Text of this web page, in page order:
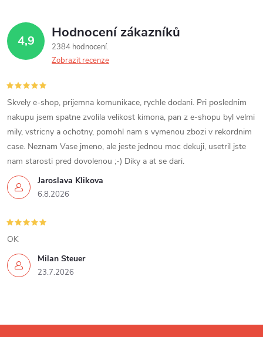
4,9 Hodnocení zákazníků
2384 hodnocení
Zobrazit recenze
Jaroslava Klikova
6.8.2026
Skvely e-shop, prijemna komunikace, rychle dodani. Pri poslednim
nakupu jsem spatne zvolila velikost kimona, pan z e-shopu byl velmi
mily, vstricny a ochotny, pomohl nam s vymenou zbozi v rekordnim
case. Neznam Vase jmeno, ale jeste jednou moc dekuji, usetril jste
nam starosti pred dovolenou ;-) Diky a at se dari.
Milan Steuer
23.7.2026
OK